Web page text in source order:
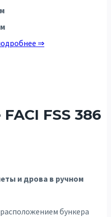
⇒
FSS 386
и дрова в ручном
бункера